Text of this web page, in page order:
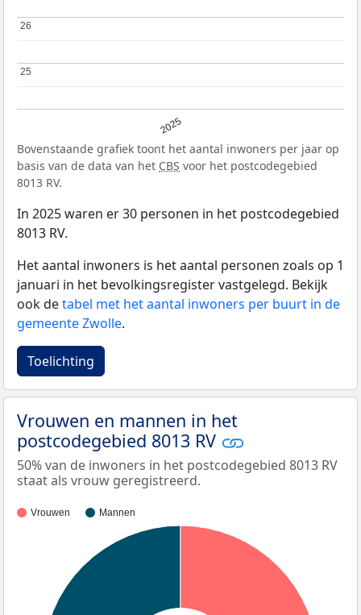
2025
25
25
26
26
Bovenstaande grafiek toont het aantal inwoners per jaar op
basis van de data van het CBS voor het postcodegebied
8013 RV.
In 2025 waren er 30 personen in het postcodegebied
8013 RV.
Het aantal inwoners is het aantal personen zoals op 1
januari in het bevolkingsregister vastgelegd. Bekijk
ook detabel met het aantal inwoners per buurt in de
gemeente Zwolle.
Toelichting
Vrouwen en mannen in het
postcodegebied 8013 RV
50% van de inwoners in het postcodegebied 8013 RV
staat als vrouw geregistreerd.
Vrouwen Mannen